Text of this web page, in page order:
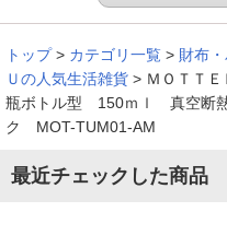
トップ > カテゴリ一覧 > 財布
Ｕの人気生活雑貨 > ＭＯＴＴ
瓶ボトル型 150ｍｌ 真空断
ク MOT-TUM01-AM
最近チェックした商品